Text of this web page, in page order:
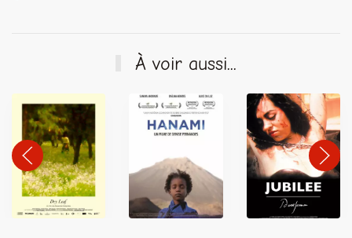
À voir aussi...